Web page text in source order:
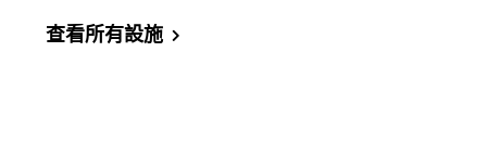
查看所有設施